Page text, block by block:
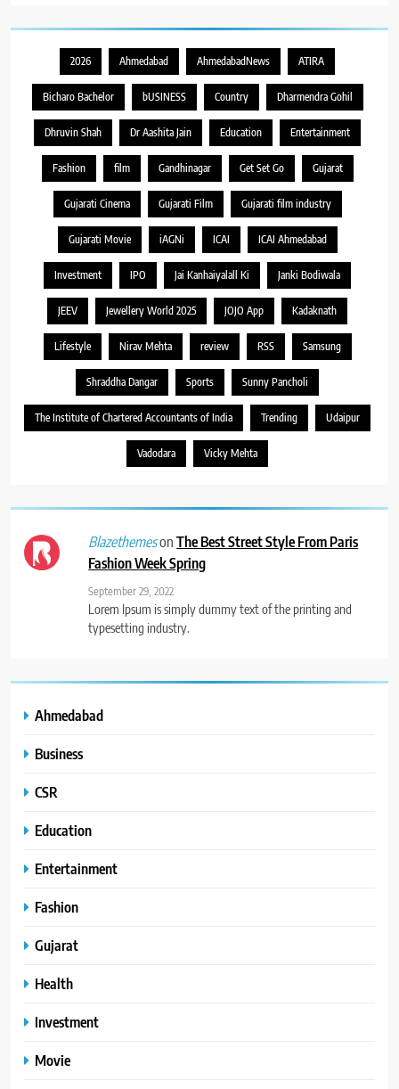
2026 Ahmedabad AhmedabadNews ATIRA
Bicharo Bachelor bUSINESS Country Dharmendra Gohil
Dhruvin Shah Dr Aashita Jain Education Entertainment
Fashion film Gandhinagar Get Set Go Gujarat
Gujarati Cinema Gujarati Film Gujarati film industry
Gujarati Movie iAGNi ICAI ICAI Ahmedabad
Investment IPO Jai Kanhaiyalall Ki Janki Bodiwala
JEEV Jewellery World 2025 JOJO App Kadaknath
Lifestyle Nirav Mehta review RSS Samsung
Shraddha Dangar Sports Sunny Pancholi
The Institute of Chartered Accountants of India Trending Udaipur
Vadodara Vicky Mehta
BlazethemesonThe Best Street Style From Paris
Fashion Week Spring
September 29, 2022
Lorem Ipsum is simply dummy text of the printing and
typesetting industry.
Ahmedabad
Business
CSR
Education
Entertainment
Fashion
Gujarat
Health
Investment
Movie